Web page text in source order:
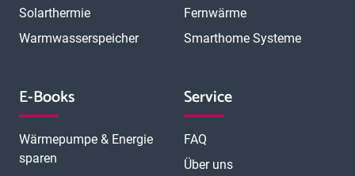
Solarthermie
Warmwasserspeicher
Fernwärme
Smarthome Systeme
E-Books
Wärmepumpe & Energie
sparen
Service
FAQ
Über uns